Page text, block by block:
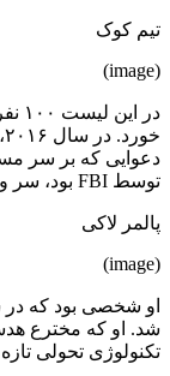
تیم کوک
(image)
دعوایی که بر سر
توسط FBI بود، سر و صدای زیادی به پا کرد.
پالمر لاکی
(image)
شد. او که مخترع
تکنولوژی تحولی تازه